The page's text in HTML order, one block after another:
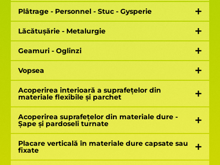
Plâtrage - Personnel - Stuc - Gysperie
Lăcătușărie - Metalurgie
Geamuri - Oglinzi
Vopsea
Acoperirea interioară a suprafețelor din
materiale flexibile și parchet
Acoperirea suprafețelor din materiale dure -
Șape și pardoseli turnate
Placare verticală în materiale dure capsate sau
fixate